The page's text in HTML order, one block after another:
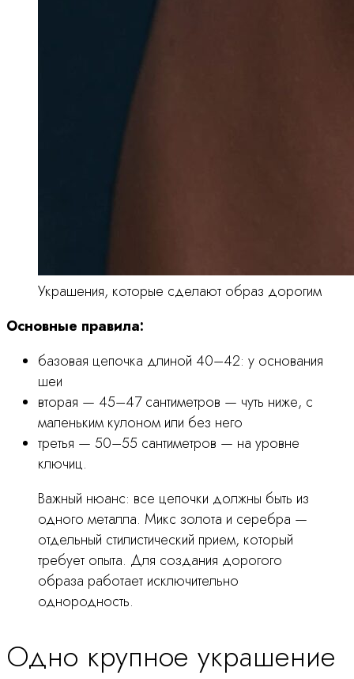
Украшения, которые сделают образ дорогим
Основные правила:
базовая цепочка длиной 40–42: у основания
шеи
вторая — 45–47 сантиметров — чуть ниже, с
маленьким кулоном или без него
третья — 50–55 сантиметров — на уровне
ключиц.
Важный нюанс: все цепочки должны быть из
одного металла. Микс золота и серебра —
отдельный стилистический прием, который
требует опыта. Для создания дорогого
образа работает исключительно
однородность.
Одно крупное украшение